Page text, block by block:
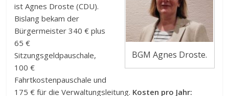
BGM Agnes Droste.
ist Agnes Droste (CDU).
Bislang bekam der
Bürgermeister 340 € plus
65 €
Sitzungsgeldpauschale,
100 €
Fahrtkostenpauschale und
175 € für die Verwaltungsleitung. Kosten pro Jahr: